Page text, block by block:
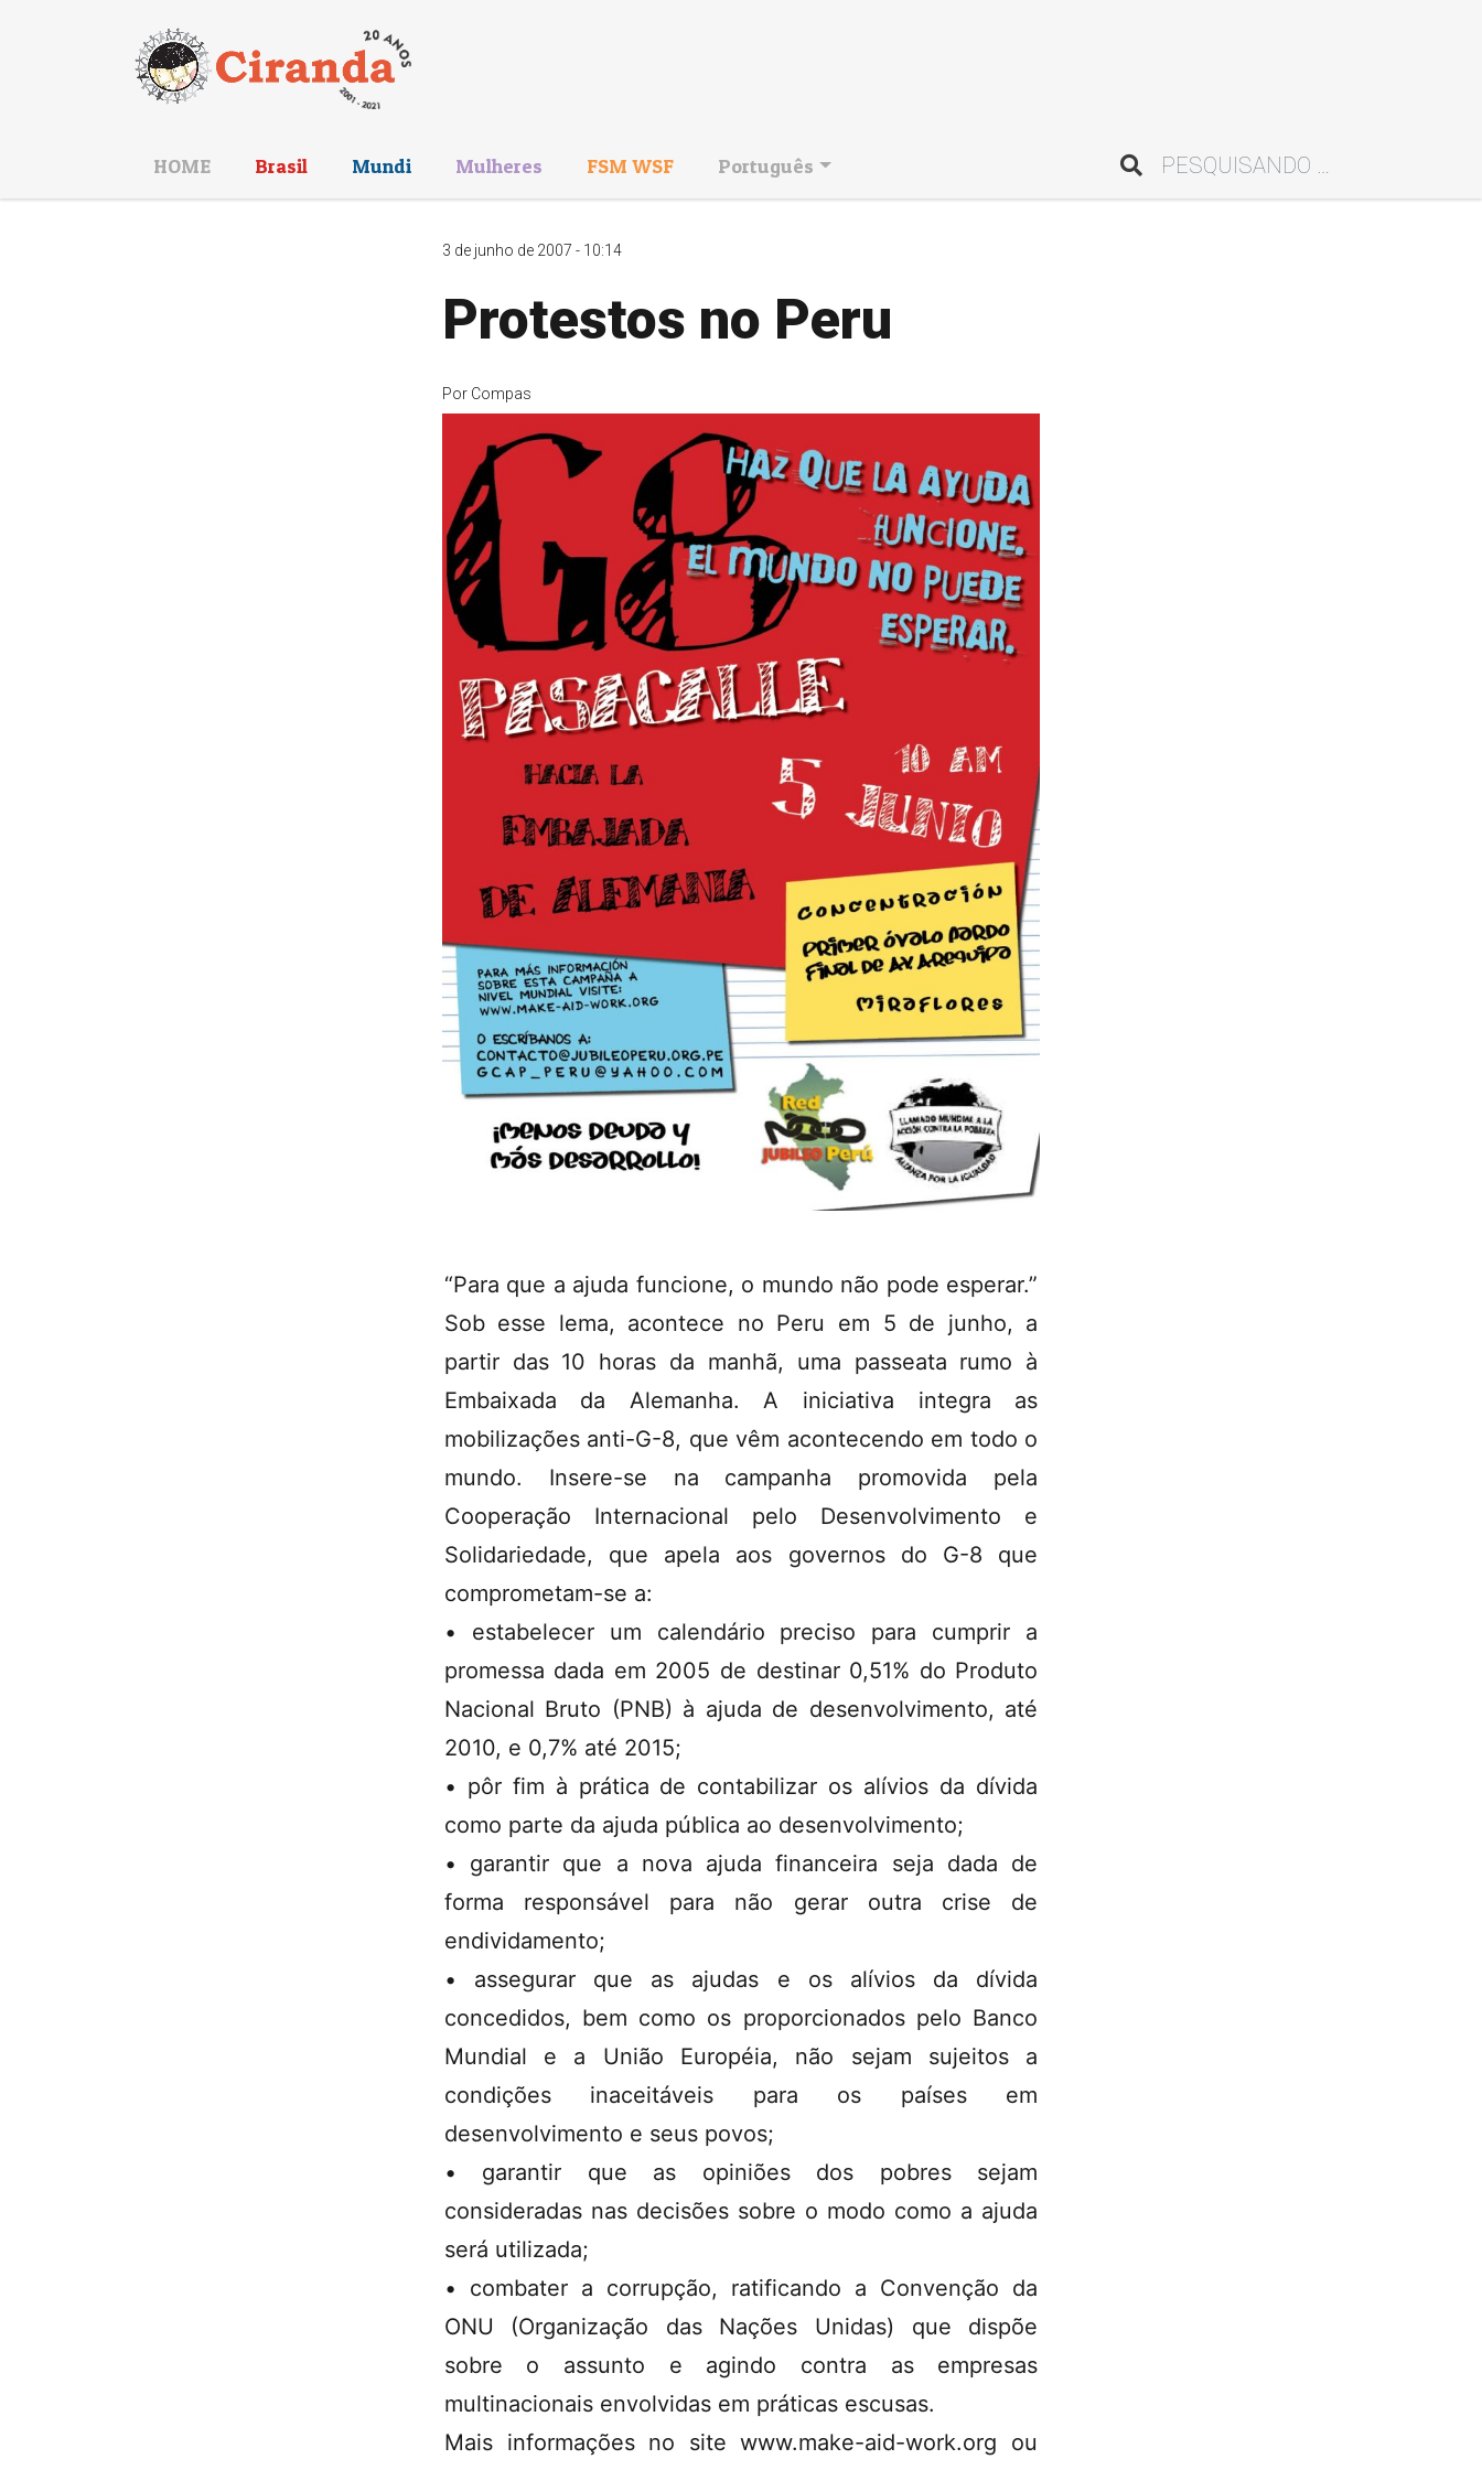
HOME Brasil Mundi Mulheres FSM WSF Português
3 de junho de 2007 - 10:14
Protestos no Peru
Por Compas
“Para que a ajuda funcione, o mundo não pode esperar.”
Sob esse lema, acontece no Peru em 5 de junho, a
partir das 10 horas da manhã, uma passeata rumo à
Embaixada da Alemanha. A iniciativa integra as
mobilizações anti-G-8, que vêm acontecendo em todo o
mundo. Insere-se na campanha promovida pela
Cooperação Internacional pelo Desenvolvimento e
Solidariedade, que apela aos governos do G-8 que
comprometam-se a:
• estabelecer um calendário preciso para cumprir a
promessa dada em 2005 de destinar 0,51% do Produto
Nacional Bruto (PNB) à ajuda de desenvolvimento, até
2010, e 0,7% até 2015;
• pôr fim à prática de contabilizar os alívios da dívida
como parte da ajuda pública ao desenvolvimento;
• garantir que a nova ajuda financeira seja dada de
forma responsável para não gerar outra crise de
endividamento;
• assegurar que as ajudas e os alívios da dívida
concedidos, bem como os proporcionados pelo Banco
Mundial e a União Européia, não sejam sujeitos a
condições inaceitáveis para os países em
desenvolvimento e seus povos;
• garantir que as opiniões dos pobres sejam
consideradas nas decisões sobre o modo como a ajuda
será utilizada;
• combater a corrupção, ratificando a Convenção da
ONU (Organização das Nações Unidas) que dispõe
sobre o assunto e agindo contra as empresas
multinacionais envolvidas em práticas escusas.
Mais informações no site www.make-aid-work.org ou